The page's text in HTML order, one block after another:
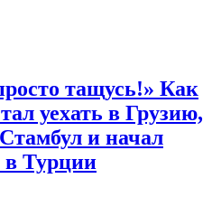
тащусь!» Как
уехать в Грузию,
и начал
в Турции